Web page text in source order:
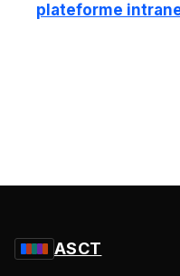
plateforme
ASCT